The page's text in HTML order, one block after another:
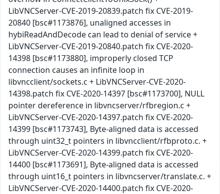
LibVNCServer-CVE-2019-20839.patch fix CVE-2019-
20840 [bsc#1173876], unaligned accesses in
hybiReadAndDecode can lead to denial of service +
LibVNCServer-CVE-2019-20840.patch fix CVE-2020-
14398 [bsc#1173880], improperly closed TCP
connection causes an infinite loop in
libvncclient/sockets.c + LibVNCServer-CVE-2020-
14398.patch fix CVE-2020-14397 [bsc#1173700], NULL
pointer dereference in libvncserver/rfbregion.c +
LibVNCServer-CVE-2020-14397.patch fix CVE-2020-
14399 [bsc#1173743], Byte-aligned data is accessed
through uint32_t pointers in libvncclient/rfbproto.c. +
LibVNCServer-CVE-2020-14399.patch fix CVE-2020-
14400 [bsc#1173691], Byte-aligned data is accessed
through uint16_t pointers in libvncserver/translate.c. +
LibVNCServer-CVE-2020-14400.patch fix CVE-2020-